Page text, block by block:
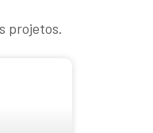
projetos.